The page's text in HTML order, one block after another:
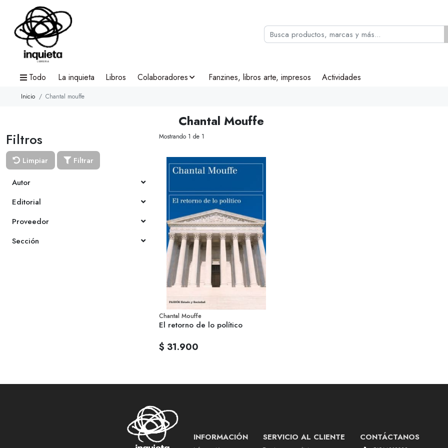
Todo La inquieta Libros Colaboradores Fanzines, libros arte, impresos Actividades
Inicio Chantal mouffe
Chantal Mouffe
Filtros
Limpiar
Filtrar
Autor
Editorial
Proveedor
Sección
Mostrando 1 de 1
Chantal Mouffe
El retorno de lo político
$ 31.900
INFORMACIÓN SERVICIO AL CLIENTE CONTÁCTANOS